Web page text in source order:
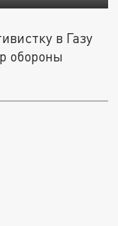
в Газу
обороны